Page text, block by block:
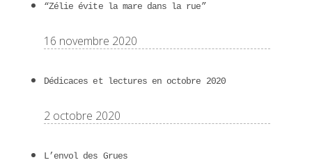
“Zélie évite la mare dans la rue”
16 novembre 2020
Dédicaces et lectures en octobre 2020
2 octobre 2020
L’envol des Grues